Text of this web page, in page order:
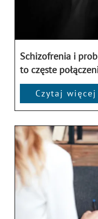
Schizofrenia i
to częste
Czytaj więcej